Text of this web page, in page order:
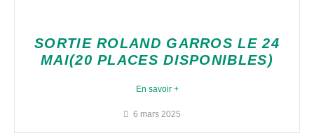
SORTIE ROLAND GARROS LE 24
MAI(20 PLACES DISPONIBLES)
En savoir +
6 mars 2025